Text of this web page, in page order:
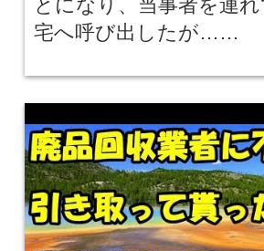
とになり、当事者を連
宅へ呼び出したが……